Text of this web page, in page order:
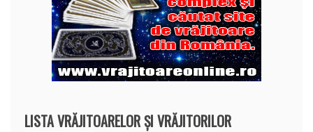
LISTA VRĂJITOARELOR ȘI VRĂJITORILOR